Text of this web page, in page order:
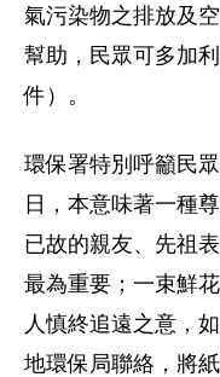
氣污染物之排放及
幫助，民眾可多加
件）。
環保署特別呼籲民
日，本意味著一種
已故的親友、先祖
最為重要；一束鮮
人慎終追遠之意，
地環保局聯絡，將